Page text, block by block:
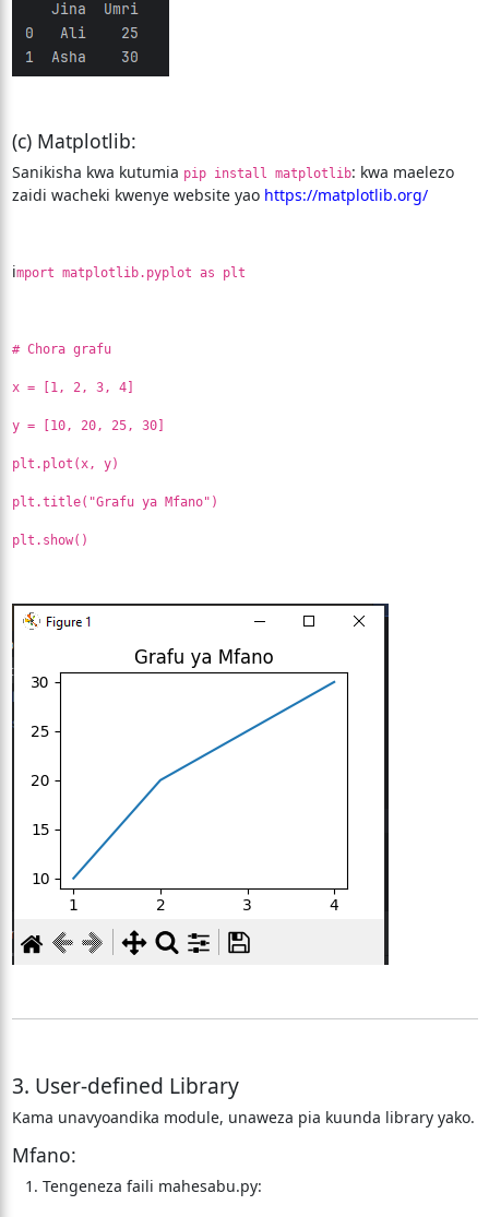
(c) Matplotlib:
Sanikisha kwa kutumia pip install matplotlib: kwa maelezo
zaidi wacheki kwenye website yao https://matplotlib.org/
import matplotlib.pyplot as plt
# Chora grafu
x = [1, 2, 3, 4]
y = [10, 20, 25, 30]
plt.plot(x, y)
plt.title("Grafu ya Mfano")
plt.show()
3. User-defined Library
Kama unavyoandika module, unaweza pia kuunda library yako.
Mfano:
Tengeneza faili mahesabu.py: